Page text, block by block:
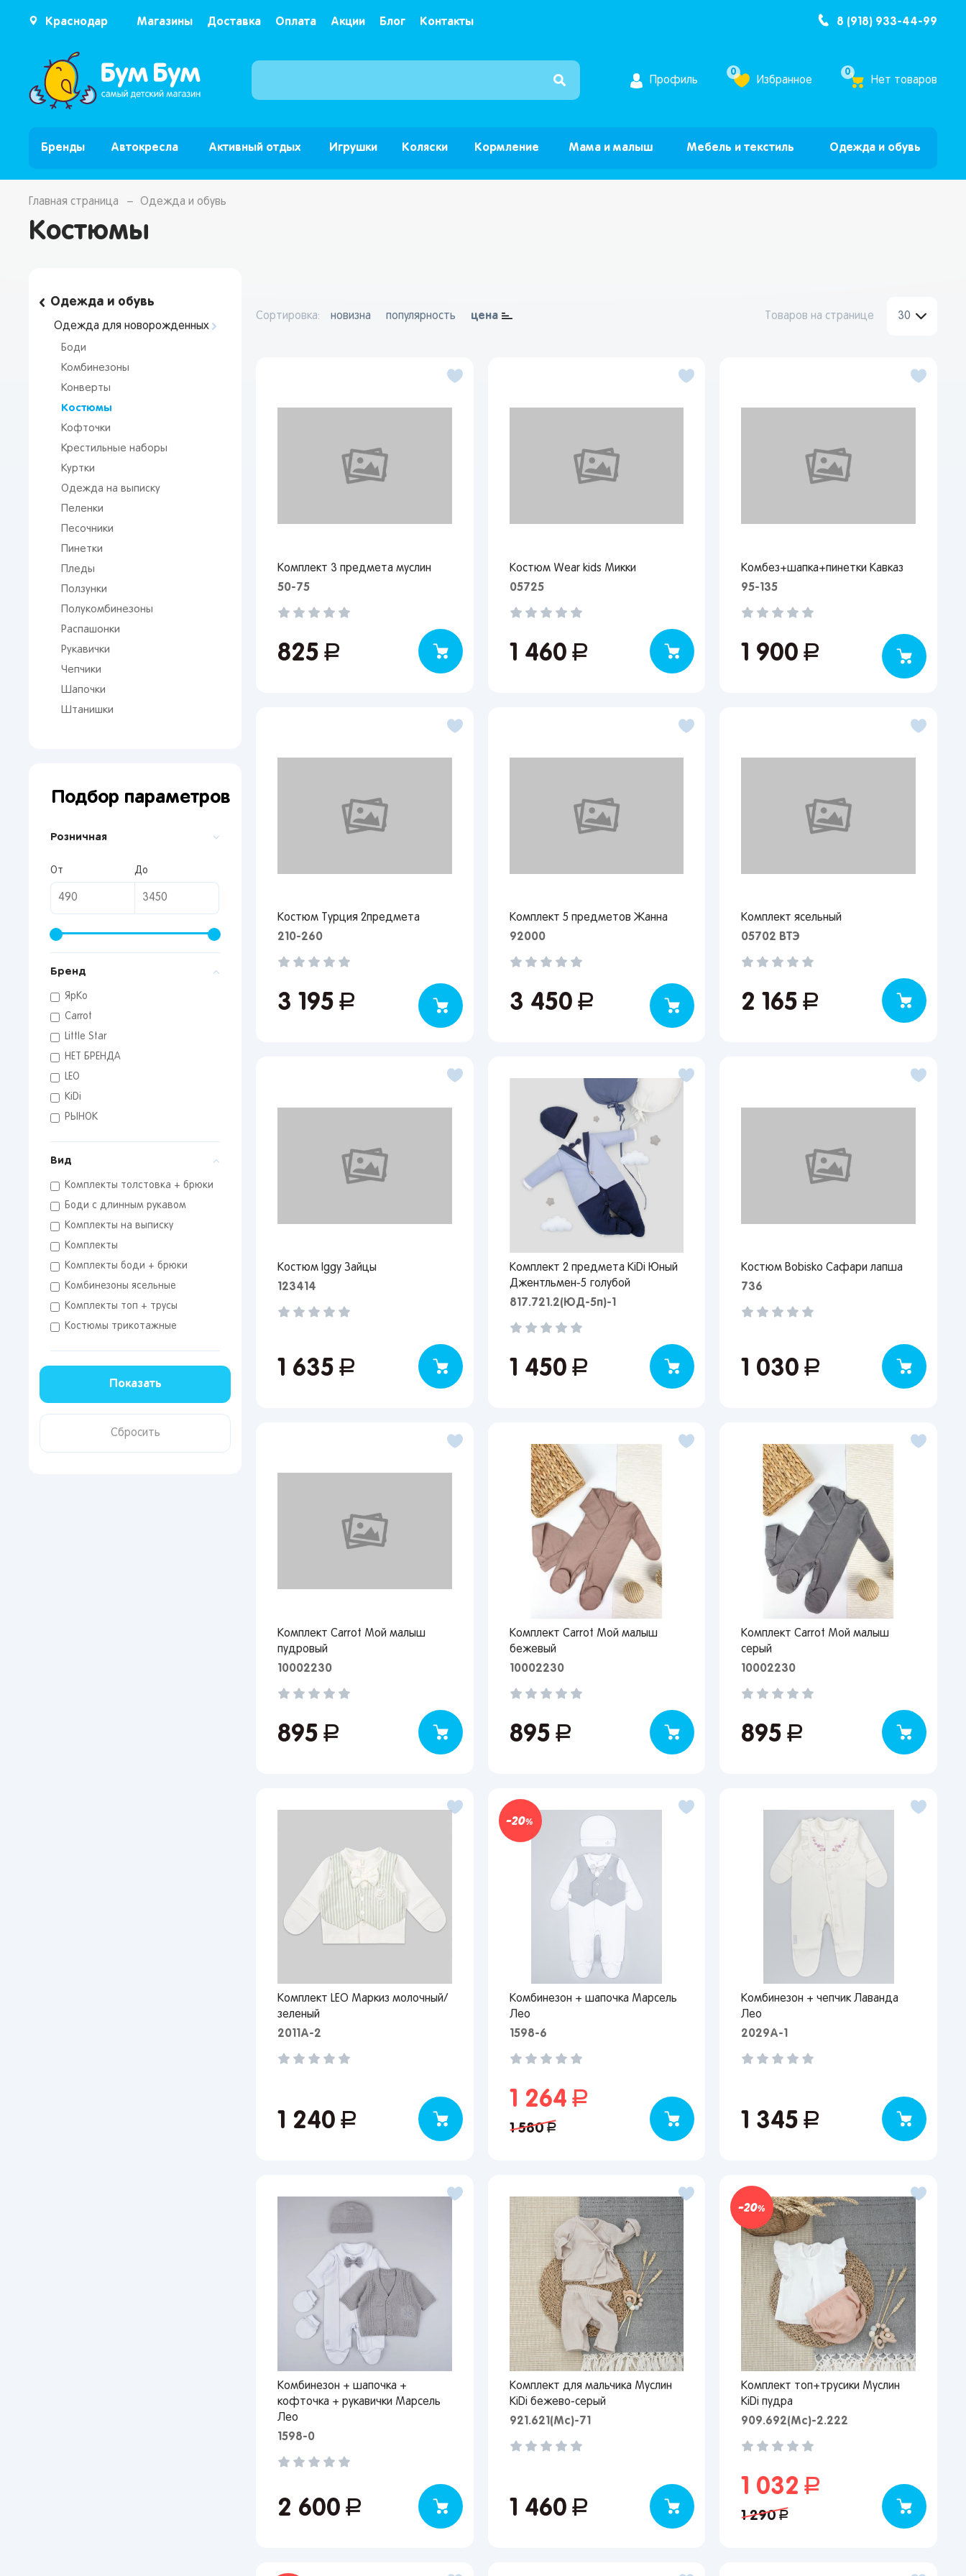
Краснодар Магазины Доставка Оплата Акции Блог Контакты 8 (918) 933-44-99
Интернет магазин детских товаров и игрушек ”Бум Бум”
Профиль
0
Избранное
0
Нет товаров
Бренды Автокресла Активный отдых Игрушки Коляски Кормление Мама и малыш Мебель и текстиль Одежда и обувь
Главная страница Одежда и обувь
Костюмы
Одежда и обувь
Одежда для новорожденных
Боди
Комбинезоны
Конверты
Костюмы
Кофточки
Крестильные наборы
Куртки
Одежда на выписку
Пеленки
Песочники
Пинетки
Пледы
Ползунки
Полукомбинезоны
Распашонки
Рукавички
Чепчики
Шапочки
Штанишки
Подбор параметров
Розничная
От До
Бренд
ЯрКо
Carrot
Little Star
НЕТ БРЕНДА
LEO
KiDi
РЫНОК
Вид
Комплекты толстовка + брюки
Боди с длинным рукавом
Комплекты на выписку
Комплекты
Комплекты боди + брюки
Комбинезоны ясельные
Комплекты топ + трусы
Костюмы трикотажные
Сортировка: новизна популярность цена Товаров на странице 30
Комплект 3 предмета муслин
50-75
825руб.
Костюм Wear kids Микки
05725
1 460руб.
Комбез+шапка+пинетки Кавказ
95-135
1 900руб.
Костюм Турция 2предмета
210-260
3 195руб.
Комплект 5 предметов Жанна
92000
3 450руб.
Комплект ясельный
05702 ВТЭ
2 165руб.
Костюм Iggy Зайцы
123414
1 635руб.
Комплект 2 предмета KiDi Юный
Джентльмен-5 голубой
817.721.2(ЮД-5п)-1
1 450руб.
Костюм Bobisko Сафари лапша
736
1 030руб.
Комплект Carrot Мой малыш
пудровый
10002230
895руб.
Комплект Carrot Мой малыш
бежевый
10002230
895руб.
Комплект Carrot Мой малыш
серый
10002230
895руб.
Комплект LEO Маркиз молочный/
зеленый
2011А-2
1 240руб.
20
Комбинезон + шапочка Марсель
Лео
1598-6
1 264руб.
1 580руб.
Комбинезон + чепчик Лаванда
Лео
2029A-1
1 345руб.
Комбинезон + шапочка +
кофточка + рукавички Марсель
Лео
1598-0
2 600руб.
Комплект для мальчика Муслин
KiDi бежево-серый
921.621(Мс)-71
1 460руб.
20
Комплект топ+трусики Муслин
KiDi пудра
909.692(Мс)-2.222
1 032руб.
1 290руб.
Вы сможете отслеживать статус своих заказов и
получать индивидуальные рекомендации
Я согласен на обработку моих
персональных данных
Забыли свой пароль?
Регистрация
Вы сможете отслеживать статус своих заказов и
От выбранного региона зависят доступные способы доставки, их
Санкт-Петербург
Киров
Липецк
Воронеж
Волгоград
Набережные Челны
Киров
Нижний Новгород
Ижевск
Самара
Саратов
Екатеринбург
Кемерово
Новокузнецк